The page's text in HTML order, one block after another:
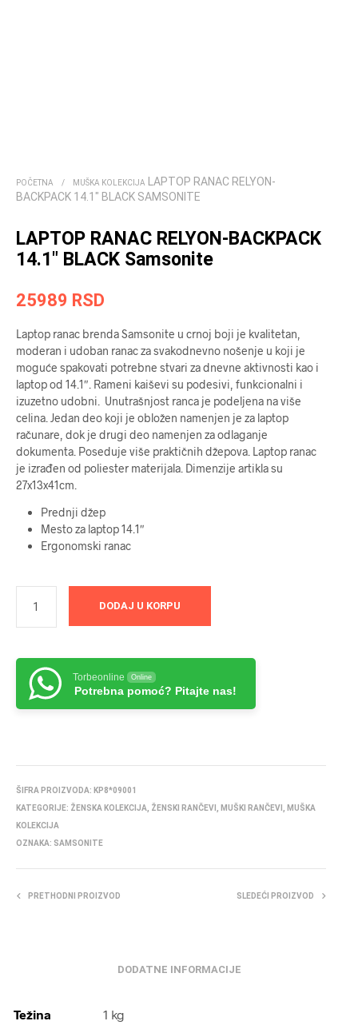
POČETNA / MUŠKA KOLEKCIJA LAPTOP RANAC RELYON-
BACKPACK 14.1″ BLACK SAMSONITE
LAPTOP RANAC RELYON-BACKPACK
14.1″ BLACK Samsonite
25989 RSD
Laptop ranac brenda Samsonite u crnoj boji je kvalitetan,
moderan i udoban ranac za svakodnevno nošenje u koji je
moguće spakovati potrebne stvari za dnevne aktivnosti kao i
laptop od 14.1″. Rameni kaiševi su podesivi, funkcionalni i
izuzetno udobni. Unutrašnjost ranca je podeljena na više
celina. Jedan deo koji je obložen namenjen je za laptop
računare, dok je drugi deo namenjen za odlaganje
dokumenta. Poseduje više praktičnih džepova. Laptop ranac
je izrađen od poliester materijala. Dimenzije artikla su
27x13x41cm.
Prednji džep
Mesto za laptop 14.1″
Ergonomski ranac
DODAJ U KORPU
Torbeonline Online
Potrebna pomoć? Pitajte nas!
ŠIFRA PROIZVODA: KP8*09001
KATEGORIJE: ŽENSKA KOLEKCIJA ŽENSKI RANČEVI MUŠKI RANČEVI
MUŠKA
KOLEKCIJA
OZNAKA: SAMSONITE
PRETHODNI PROIZVOD SLEDEĆI PROIZVOD
DODATNE INFORMACIJE
Težina 1 kg